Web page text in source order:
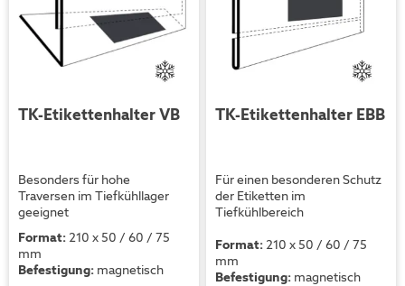
TK-Etikettenhalter VB
Besonders für hohe
Traversen im Tiefkühllager
geeignet
Format: 210 x 50 / 60 / 75
mm
Befestigung: magnetisch
TK-Etikettenhalter EBB
Für einen besonderen Schutz
der Etiketten im
Tiefkühlbereich
Format: 210 x 50 / 60 / 75
mm
Befestigung: magnetisch